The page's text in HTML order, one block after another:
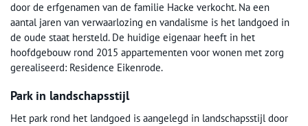
door de erfgenamen van de familie Hacke verkocht. Na een
aantal jaren van verwaarlozing en vandalisme is het landgoed in
de oude staat hersteld. De huidige eigenaar heeft in het
hoofdgebouw rond 2015 appartementen voor wonen met zorg
gerealiseerd: Residence Eikenrode.
Park in landschapsstijl
Het park rond het landgoed is aangelegd in landschapsstijl door